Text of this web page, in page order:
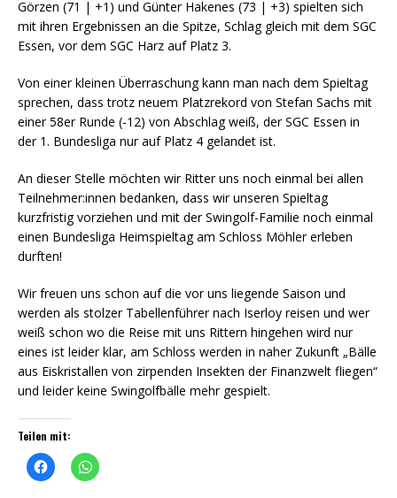
Görzen (71 | +1) und Günter Hakenes (73 | +3) spielten sich
mit ihren Ergebnissen an die Spitze, Schlag gleich mit dem SGC
Essen, vor dem SGC Harz auf Platz 3.
Von einer kleinen Überraschung kann man nach dem Spieltag
sprechen, dass trotz neuem Platzrekord von Stefan Sachs mit
einer 58er Runde (-12) von Abschlag weiß, der SGC Essen in
der 1. Bundesliga nur auf Platz 4 gelandet ist.
An dieser Stelle möchten wir Ritter uns noch einmal bei allen
Teilnehmer:innen bedanken, dass wir unseren Spieltag
kurzfristig vorziehen und mit der Swingolf-Familie noch einmal
einen Bundesliga Heimspieltag am Schloss Möhler erleben
durften!
Wir freuen uns schon auf die vor uns liegende Saison und
werden als stolzer Tabellenführer nach Iserloy reisen und wer
weiß schon wo die Reise mit uns Rittern hingehen wird nur
eines ist leider klar, am Schloss werden in naher Zukunft „Bälle
aus Eiskristallen von zirpenden Insekten der Finanzwelt fliegen“
und leider keine Swingolfbälle mehr gespielt.
Teilen mit:
K
l
K
l